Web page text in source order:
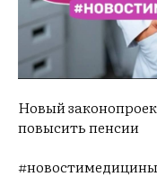
Новый
повысить пенсии
#новостимедицины